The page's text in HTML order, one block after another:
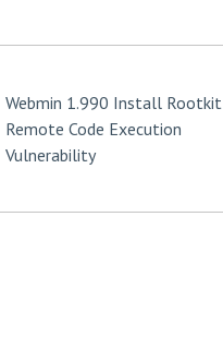
Webmin 1.990 Install Rootkit
Remote Code Execution
Vulnerability